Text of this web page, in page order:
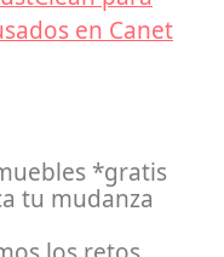
en Canet
*gratis
tu mudanza